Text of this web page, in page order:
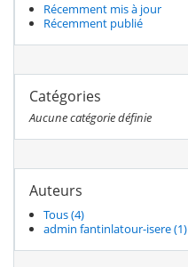
Récemment mis à jour
Récemment publié
Catégories
Aucune catégorie définie
Auteurs
Tous (4)
admin fantinlatour-isere (1)